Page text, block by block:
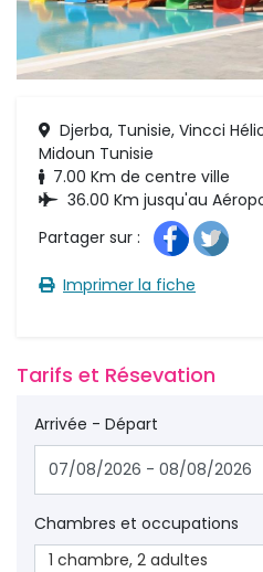
Djerba, Tunisie, Vincci
Midoun Tunisie
7.00 Km de centre ville
36.00 Km jusqu'au
Partager sur :
Imprimer la fiche
Tarifs et Résevation
Arrivée - Départ
Chambres et occupations
1 chambre, 2 adultes